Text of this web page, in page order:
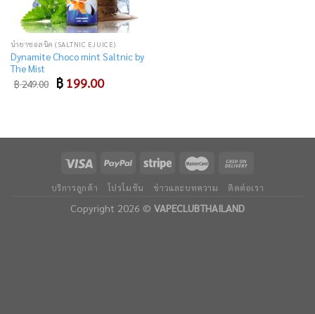
น้ำยาซอลนิค (SALTNIC EJUICE)
Dynamite Choco mint Saltnic by
The Mist
฿249.00 Original
price
฿ 199.00Current
price
บริการลูกค้า โปรโมชัน ข่าวและบทความ ติดต่อเรา
Copyright 2026 © VAPECLUBTHAILAND